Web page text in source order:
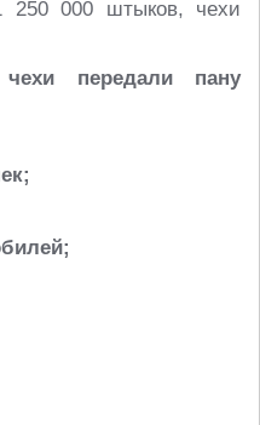
250 000 штыков, чехи
передали пану